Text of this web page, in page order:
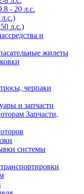
- 20 л.с.
л.с.)
и
жилеты
черпаки
и запчасти
Запчасти,
системы